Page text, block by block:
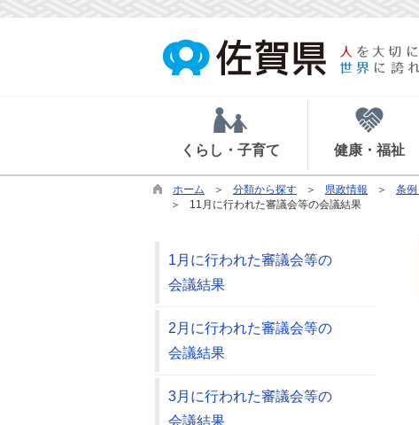
くらし・子育て 健康・福祉
ホーム 分類から探す 県政情報 条
11月に行われた審議会等の会議結果
1月に行われた審議会等の
会議結果
2月に行われた審議会等の
会議結果
3月に行われた審議会等の
会議結果